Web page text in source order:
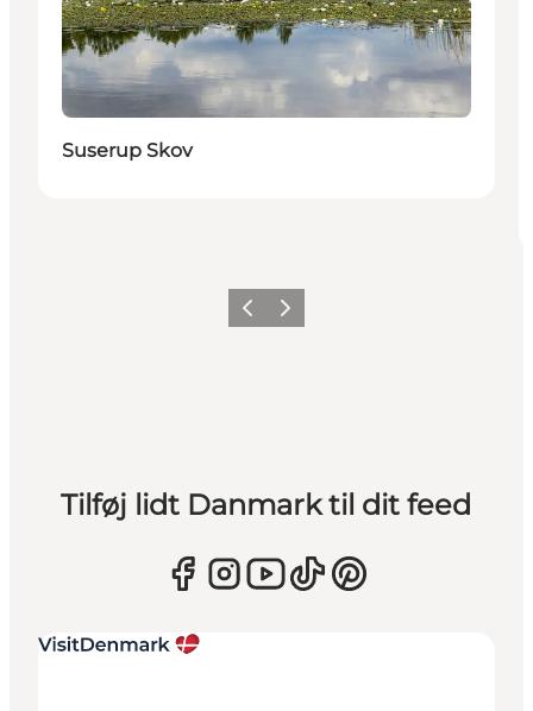
Suserup Skov
ForrigeNæste
Tilføj lidt Danmark til dit feed